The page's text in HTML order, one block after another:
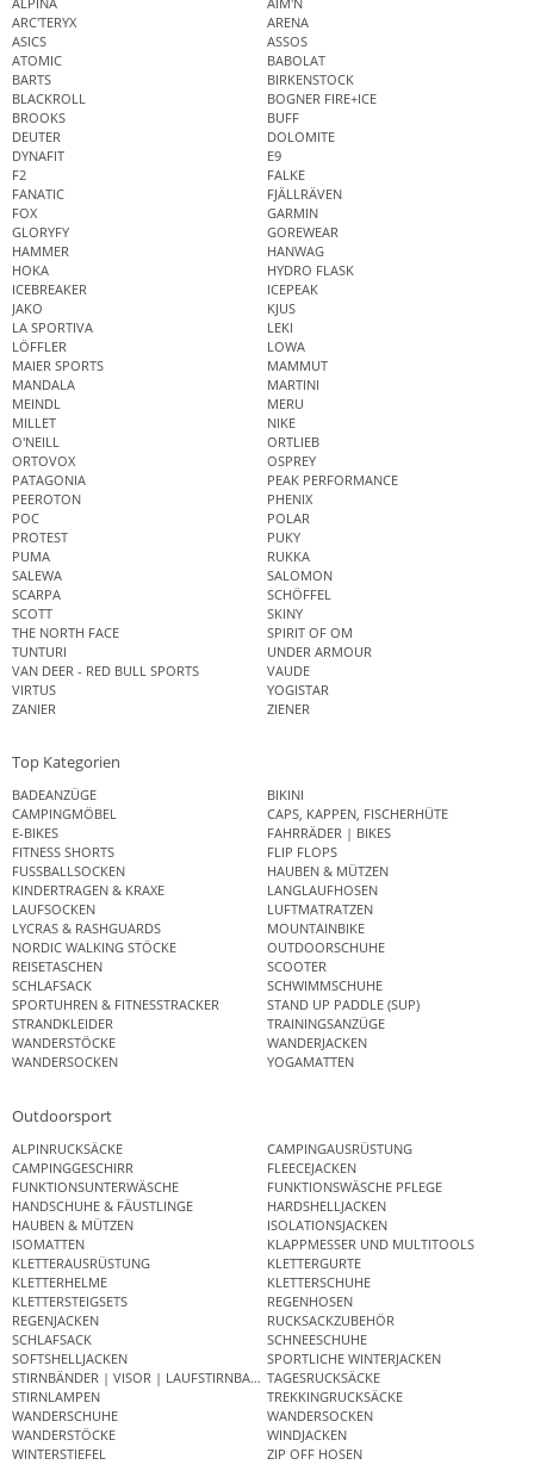
ARC'TERYX
ARENA
ASICS
ASSOS
ATOMIC
BABOLAT
BARTS
BIRKENSTOCK
BLACKROLL
BOGNER FIRE+ICE
BROOKS
BUFF
DEUTER
DOLOMITE
DYNAFIT
E9
F2
FALKE
FANATIC
FJÄLLRÄVEN
FOX
GARMIN
GLORYFY
GOREWEAR
HAMMER
HANWAG
HOKA
HYDRO FLASK
ICEBREAKER
ICEPEAK
JAKO
KJUS
LA SPORTIVA
LEKI
LÖFFLER
LOWA
MAIER SPORTS
MAMMUT
MANDALA
MARTINI
MEINDL
MERU
MILLET
NIKE
O'NEILL
ORTLIEB
ORTOVOX
OSPREY
PATAGONIA
PEAK PERFORMANCE
PEEROTON
PHENIX
POC
POLAR
PROTEST
PUKY
PUMA
RUKKA
SALEWA
SALOMON
SCARPA
SCHÖFFEL
SCOTT
SKINY
THE NORTH FACE
SPIRIT OF OM
TUNTURI
UNDER ARMOUR
VAN DEER - RED BULL SPORTS
VAUDE
VIRTUS
YOGISTAR
ZANIER
ZIENER
Top Kategorien
BADEANZÜGE
BIKINI
CAMPINGMÖBEL
CAPS, KAPPEN, FISCHERHÜTE
E-BIKES
FAHRRÄDER | BIKES
FITNESS SHORTS
FLIP FLOPS
FUSSBALLSOCKEN
HAUBEN & MÜTZEN
KINDERTRAGEN & KRAXE
LANGLAUFHOSEN
LAUFSOCKEN
LUFTMATRATZEN
LYCRAS & RASHGUARDS
MOUNTAINBIKE
NORDIC WALKING STÖCKE
OUTDOORSCHUHE
REISETASCHEN
SCOOTER
SCHLAFSACK
SCHWIMMSCHUHE
SPORTUHREN & FITNESSTRACKER
STAND UP PADDLE (SUP)
STRANDKLEIDER
TRAININGSANZÜGE
WANDERSTÖCKE
WANDERJACKEN
WANDERSOCKEN
YOGAMATTEN
Outdoorsport
ALPINRUCKSÄCKE
CAMPINGAUSRÜSTUNG
CAMPINGGESCHIRR
FLEECEJACKEN
FUNKTIONSUNTERWÄSCHE
FUNKTIONSWÄSCHE PFLEGE
HANDSCHUHE & FÄUSTLINGE
HARDSHELLJACKEN
HAUBEN & MÜTZEN
ISOLATIONSJACKEN
ISOMATTEN
KLAPPMESSER UND MULTITOOLS
KLETTERAUSRÜSTUNG
KLETTERGURTE
KLETTERHELME
KLETTERSCHUHE
KLETTERSTEIGSETS
REGENHOSEN
REGENJACKEN
RUCKSACKZUBEHÖR
SCHLAFSACK
SCHNEESCHUHE
SOFTSHELLJACKEN
SPORTLICHE WINTERJACKEN
STIRNBÄNDER | VISOR | LAUFSTIRNBANDTAGESRUCKSÄCKE
STIRNLAMPEN
TREKKINGRUCKSÄCKE
WANDERSCHUHE
WANDERSOCKEN
WANDERSTÖCKE
WINDJACKEN
WINTERSTIEFEL
ZIP OFF HOSEN